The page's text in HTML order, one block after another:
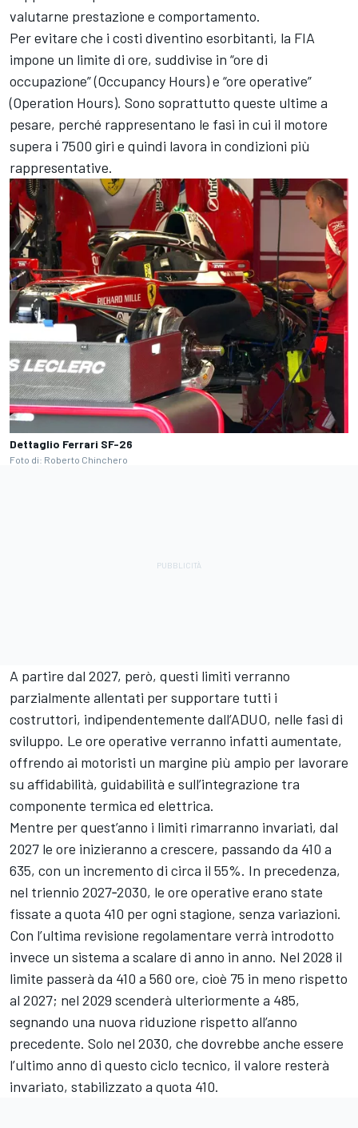
valutarne prestazione e comportamento.
Per evitare che i costi diventino esorbitanti, la FIA
impone un limite di ore, suddivise in “ore di
occupazione” (Occupancy Hours) e “ore operative”
(Operation Hours). Sono soprattutto queste ultime a
pesare, perché rappresentano le fasi in cui il motore
supera i 7500 giri e quindi lavora in condizioni più
rappresentative.
Dettaglio Ferrari SF-26
Foto di: Roberto Chinchero
A partire dal 2027, però, questi limiti verranno
parzialmente allentati per supportare tutti i
costruttori, indipendentemente dall’ADUO, nelle fasi di
sviluppo. Le ore operative verranno infatti aumentate,
offrendo ai motoristi un margine più ampio per lavorare
su affidabilità, guidabilità e sull’integrazione tra
componente termica ed elettrica.
Mentre per quest’anno i limiti rimarranno invariati, dal
2027 le ore inizieranno a crescere, passando da 410 a
635, con un incremento di circa il 55%. In precedenza,
nel triennio 2027‑2030, le ore operative erano state
fissate a quota 410 per ogni stagione, senza variazioni.
Con l’ultima revisione regolamentare verrà introdotto
invece un sistema a scalare di anno in anno. Nel 2028 il
limite passerà da 410 a 560 ore, cioè 75 in meno rispetto
al 2027; nel 2029 scenderà ulteriormente a 485,
segnando una nuova riduzione rispetto all’anno
precedente. Solo nel 2030, che dovrebbe anche essere
l’ultimo anno di questo ciclo tecnico, il valore resterà
invariato, stabilizzato a quota 410.